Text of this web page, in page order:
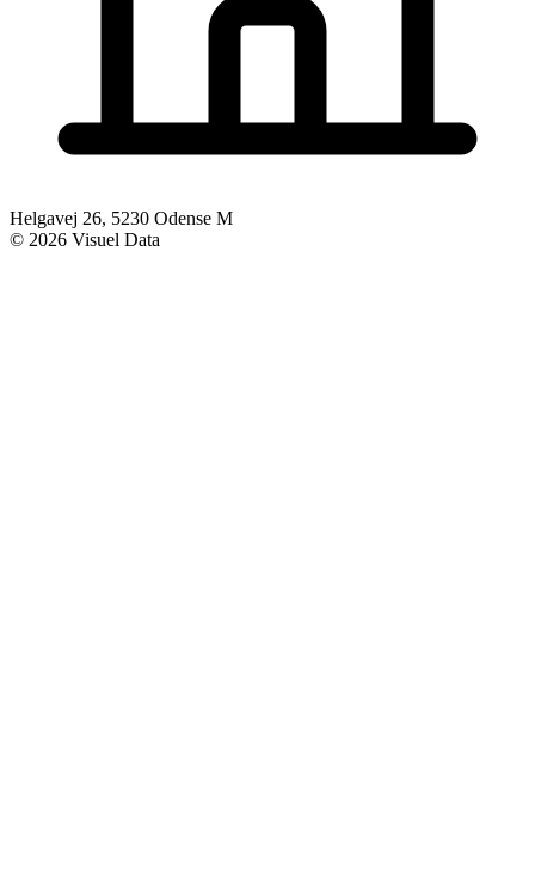
Helgavej 26, 5230 Odense M
© 2026 Visuel Data